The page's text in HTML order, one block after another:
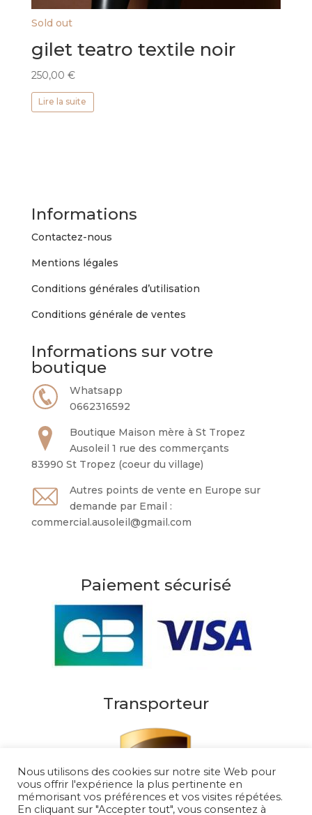
Sold out
gilet teatro textile noir
250,00 €
Lire la suite
Informations
Contactez-nous
Mentions légales
Conditions générales d’utilisation
Conditions générale de ventes
Informations sur votre
boutique
Whatsapp
0662316592
Boutique Maison mère à St Tropez
Ausoleil 1 rue des commerçants
83990 St Tropez (coeur du village)
Autres points de vente en Europe sur
demande par Email :
commercial.ausoleil@gmail.com
Paiement sécurisé
Transporteur
Nous utilisons des cookies sur notre site Web pour
vous offrir l'expérience la plus pertinente en
mémorisant vos préférences et vos visites répétées.
En cliquant sur "Accepter tout", vous consentez à